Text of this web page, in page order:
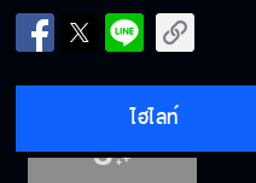
ไฮไลท์ นาย